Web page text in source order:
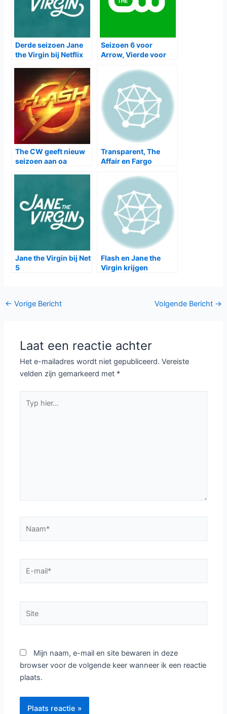
Derde seizoen Jane
the Virgin bij Netflix
Seizoen 6 voor
Arrow, Vierde voor
The Flash en meer
The CW geeft nieuw
seizoen aan oa
Transparent, The
Affair en Fargo
Globes
Jane the Virgin bij Net
5
Flash en Jane the
Virgin krijgen
Bericht
← Vorige Bericht Volgende Bericht →
Laat een reactie achter
Het e-mailadres wordt niet gepubliceerd. Vereiste
velden zijn gemarkeerd met *
hier...
mail*
Mijn naam, e-mail en site bewaren in deze
browser voor de volgende keer wanneer ik een reactie
plaats.